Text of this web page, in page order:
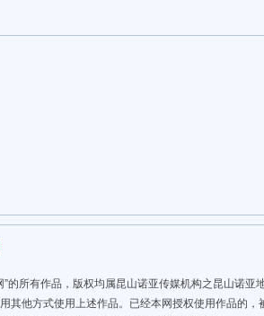
的所有作品，版权均属昆山诺亚传媒机构之昆山诺亚
其他方式使用上述作品。已经本网授权使用作品的，